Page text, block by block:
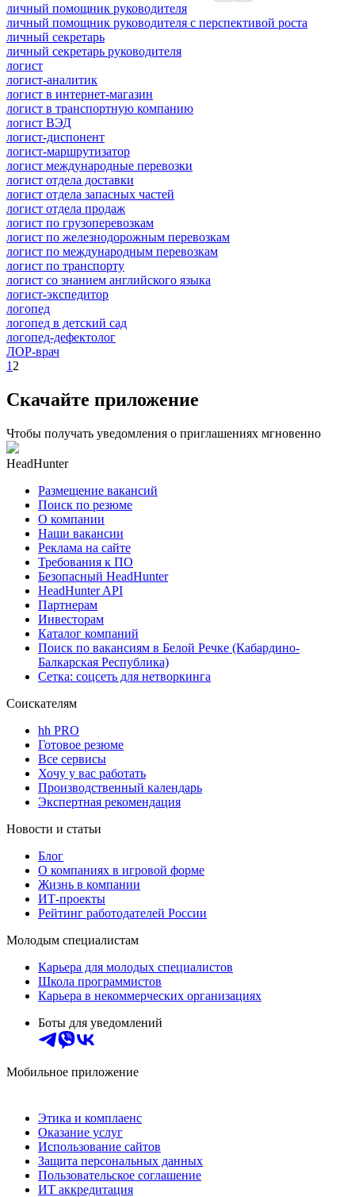
личный помощник руководителя
личный помощник руководителя с перспективой роста
личный секретарь
личный секретарь руководителя
логист
логист-аналитик
логист в интернет-магазин
логист в транспортную компанию
логист ВЭД
логист-диспонент
логист-маршрутизатор
логист международные перевозки
логист отдела доставки
логист отдела запасных частей
логист отдела продаж
логист по грузоперевозкам
логист по железнодорожным перевозкам
логист по международным перевозкам
логист по транспорту
логист со знанием английского языка
логист-экспедитор
логопед
логопед в детский сад
логопед-дефектолог
ЛОР-врач
1 2
Скачайте приложение
Чтобы получать уведомления о приглашениях мгновенно
HeadHunter
Размещение вакансий
Поиск по резюме
О компании
Наши вакансии
Реклама на сайте
Требования к ПО
Безопасный HeadHunter
HeadHunter API
Партнерам
Инвесторам
Каталог компаний
Поиск по вакансиям в Белой Речке (Кабардино-
Балкарская Республика)
Сетка: соцсеть для нетворкинга
Соискателям
hh PRO
Готовое резюме
Все сервисы
Хочу у вас работать
Производственный календарь
Экспертная рекомендация
Новости и статьи
Блог
О компаниях в игровой форме
Жизнь в компании
ИТ-проекты
Рейтинг работодателей России
Молодым специалистам
Карьера для молодых специалистов
Школа программистов
Карьера в некоммерческих организациях
Боты для уведомлений
Мобильное приложение
Этика и комплаенс
Оказание услуг
Использование сайтов
Защита персональных данных
Пользовательское соглашение
ИТ аккредитация